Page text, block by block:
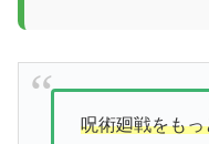
呪術廻戦をも